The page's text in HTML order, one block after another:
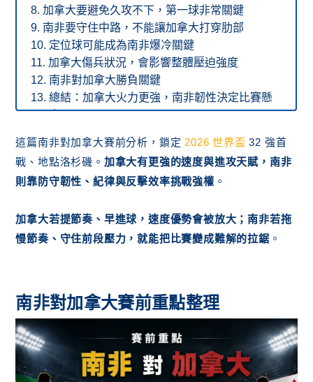
加拿大要避免久攻不下，第一球非常關鍵
南非要守住中路，不能讓加拿大打穿肋部
定位球可能成為南非爆冷關鍵
加拿大傷兵狀況，會影響整體壓迫強度
南非對加拿大勝負關鍵
總結：加拿大火力更強，南非韌性決定比賽懸
念
這篇南非對加拿大賽前分析，鎖定 2026 世界盃 32 強首
戰、地點洛杉磯。 加拿大有更強的速度與進攻天賦，南非
則靠防守韌性、紀律與反擊效率挑戰強權 。
加拿大若提節奏、早進球，速度優勢會被放大；南非若拖
慢節奏、守住前段壓力，就能把比賽變成難解的拉鋸 。
南非對加拿大賽前重點整理